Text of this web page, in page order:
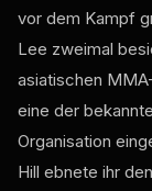
vor dem Kampf
Lee zweimal
asiatischen
eine der
Organisation
Hill ebnete ihr